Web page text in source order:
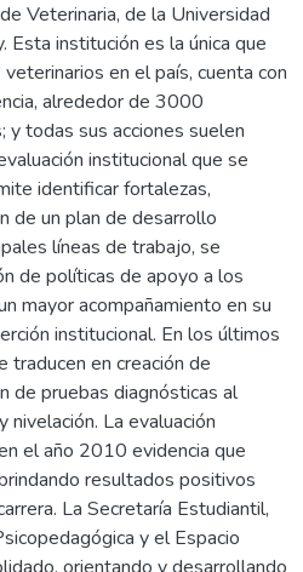
Veterinaria, de la Universidad
Esta institución es la única que
en el país, cuenta con
alrededor de 3000
todas sus acciones suelen
institucional que se
identificar fortalezas,
de un plan de desarrollo
líneas de trabajo, se
de políticas de apoyo a los
mayor acompañamiento en su
institucional. En los últimos
traducen en creación de
de pruebas diagnósticas al
La evaluación
el año 2010 evidencia que
resultados positivos
La Secretaría Estudiantil,
y el Espacio